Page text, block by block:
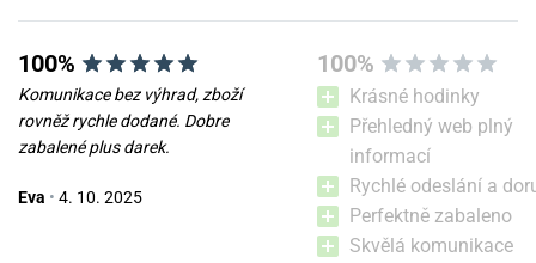
100%
Komunikace bez výhrad, zboží
rovněž rychle dodané. Dobre
zabalené plus darek.
Eva • 4. 10. 2025
100%
Krásné hodinky
Přehledný web plný
informací
Rychlé odeslání a
Perfektně zabaleno
Skvělá komunikace